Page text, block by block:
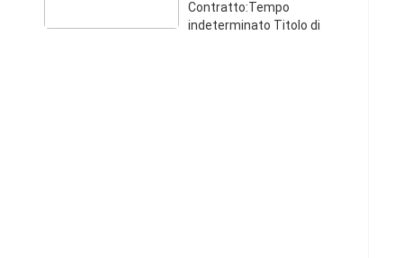
Contratto:Tempo
indeterminato Titolo di